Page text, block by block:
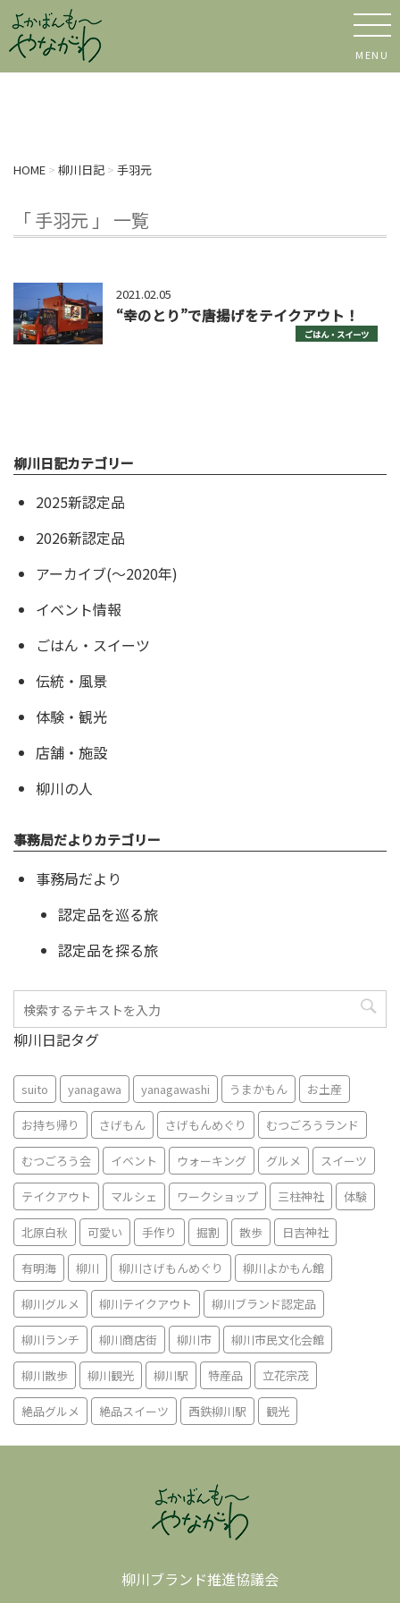
MENU
HOME > 柳川日記 > 手羽元
「 手羽元 」 一覧
2021.02.05
“幸のとり”で唐揚げをテイクアウト！
ごはん・スイーツ
柳川日記カテゴリー
2025新認定品
2026新認定品
アーカイブ(〜2020年)
イベント情報
ごはん・スイーツ
伝統・風景
体験・観光
店舗・施設
柳川の人
事務局だよりカテゴリー
事務局だより
認定品を巡る旅
認定品を探る旅
柳川日記タグ
suito yanagawa yanagawashi うまかもん お土産
お持ち帰り さげもん さげもんめぐり むつごろうランド
むつごろう会 イベント ウォーキング グルメ スイーツ
テイクアウト マルシェ ワークショップ 三柱神社 体験
北原白秋 可愛い 手作り 掘割 散歩 日吉神社
有明海 柳川 柳川さげもんめぐり 柳川よかもん館
柳川グルメ 柳川テイクアウト 柳川ブランド認定品
柳川ランチ 柳川商店街 柳川市 柳川市民文化会館
柳川散歩 柳川観光 柳川駅 特産品 立花宗茂
絶品グルメ 絶品スイーツ 西鉄柳川駅 観光
柳川ブランド推進協議会